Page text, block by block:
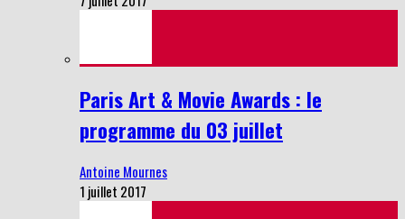
Paris Art & Movie Awards : le
programme du 03 juillet
Antoine Mournes
1 juillet 2017